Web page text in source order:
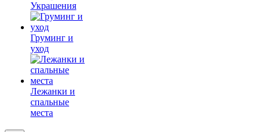
Украшения
Груминг и
уход
Лежанки и
спальные
места